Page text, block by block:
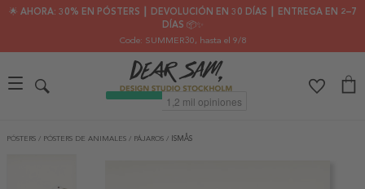
🌟 AHORA: 30% EN PÓSTERS ┃ DEVOLUCIÓN EN 30 DÍAS ┃ ENTREGA EN 2–7
DÍAS 📦✨
Code: SUMMER30, hasta el 9/8
PÓSTERS / PÓSTERS DE ANIMALES / PÁJAROS / ISMÅS